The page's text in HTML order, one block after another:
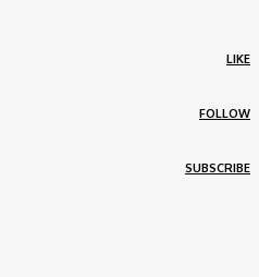
LIKE
FOLLOW
SUBSCRIBE